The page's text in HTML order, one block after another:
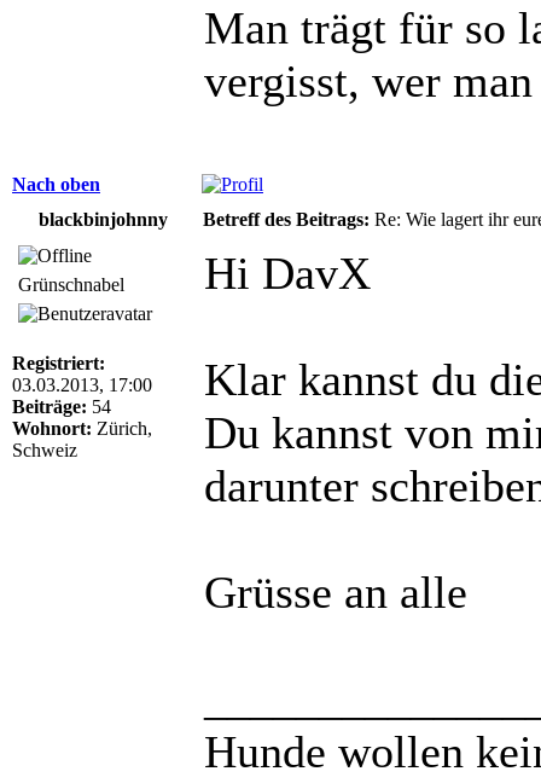
Man trägt für so
vergisst, wer
Nach oben
blackbinjohnny
Betreff des Beitrags: Re: Wie lagert ihr
Grünschnabel
Registriert:
03.03.2013, 17:00
Beiträge: 54
Wohnort: Zürich,
Schweiz
Hi DavX
Klar kannst du
Du kannst von
darunter
Grüsse an alle
Hunde wollen